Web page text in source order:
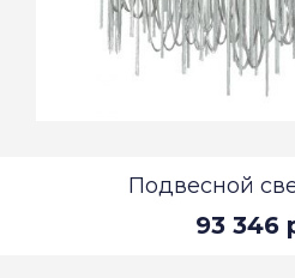
Подвесной
93 346